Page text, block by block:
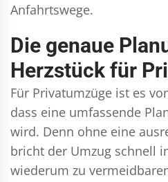
Anfahrtswege.
Die genaue
Herzstück für
Für Privatumzüge ist es
dass eine umfassende
wird. Denn ohne eine
bricht der Umzug schnell
wiederum zu